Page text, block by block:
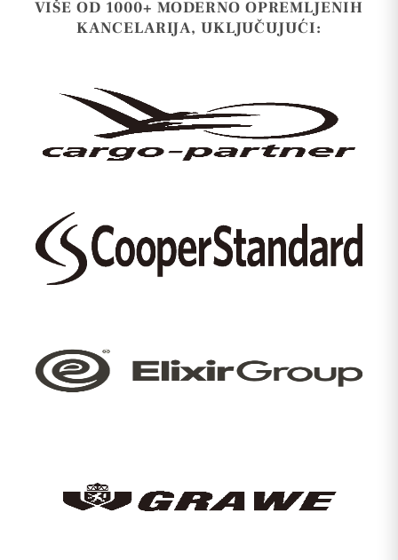
VIŠE OD 1000+ MODERNO OPREMLJENIH
KANCELARIJA, UKLJUČUJUĆI: